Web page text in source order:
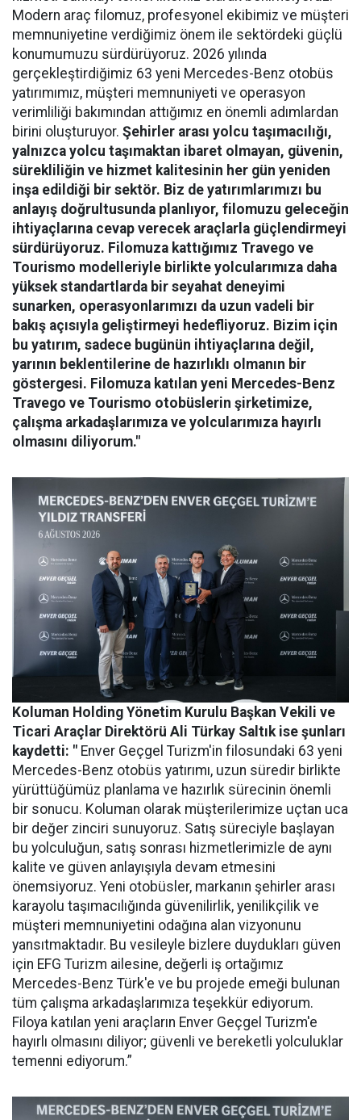
Modern araç filomuz, profesyonel ekibimiz ve müşteri
memnuniyetine verdiğimiz önem ile sektördeki güçlü
konumumuzu sürdürüyoruz. 2026 yılında
gerçekleştirdiğimiz 63 yeni Mercedes-Benz otobüs
yatırımımız, müşteri memnuniyeti ve operasyon
verimliliği bakımından attığımız en önemli adımlardan
birini oluşturuyor. Şehirler arası yolcu taşımacılığı,
yalnızca yolcu taşımaktan ibaret olmayan, güvenin,
sürekliliğin ve hizmet kalitesinin her gün yeniden
inşa edildiği bir sektör. Biz de yatırımlarımızı bu
anlayış doğrultusunda planlıyor, filomuzu geleceğin
ihtiyaçlarına cevap verecek araçlarla güçlendirmeyi
sürdürüyoruz. Filomuza kattığımız Travego ve
Tourismo modelleriyle birlikte yolcularımıza daha
yüksek standartlarda bir seyahat deneyimi
sunarken, operasyonlarımızı da uzun vadeli bir
bakış açısıyla geliştirmeyi hedefliyoruz. Bizim için
bu yatırım, sadece bugünün ihtiyaçlarına değil,
yarının beklentilerine de hazırlıklı olmanın bir
göstergesi. Filomuza katılan yeni Mercedes-Benz
Travego ve Tourismo otobüslerin şirketimize,
çalışma arkadaşlarımıza ve yolcularımıza hayırlı
olmasını diliyorum."
Koluman Holding Yönetim Kurulu Başkan Vekili ve
Ticari Araçlar Direktörü Ali Türkay Saltık ise şunları
kaydetti: " Enver Geçgel Turizm'in filosundaki 63 yeni
Mercedes-Benz otobüs yatırımı, uzun süredir birlikte
yürüttüğümüz planlama ve hazırlık sürecinin önemli
bir sonucu. Koluman olarak müşterilerimize uçtan uca
bir değer zinciri sunuyoruz. Satış süreciyle başlayan
bu yolculuğun, satış sonrası hizmetlerimizle de aynı
kalite ve güven anlayışıyla devam etmesini
önemsiyoruz. Yeni otobüsler, markanın şehirler arası
karayolu taşımacılığında güvenilirlik, yenilikçilik ve
müşteri memnuniyetini odağına alan vizyonunu
yansıtmaktadır. Bu vesileyle bizlere duydukları güven
için EFG Turizm ailesine, değerli iş ortağımız
Mercedes-Benz Türk'e ve bu projede emeği bulunan
tüm çalışma arkadaşlarımıza teşekkür ediyorum.
Filoya katılan yeni araçların Enver Geçgel Turizm'e
hayırlı olmasını diliyor; güvenli ve bereketli yolculuklar
temenni ediyorum.”